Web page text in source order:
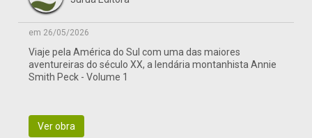
em 26/05/2026
Viaje pela América do Sul com uma das maiores
aventureiras do século XX, a lendária montanhista Annie
Smith Peck - Volume 1
Ver obra